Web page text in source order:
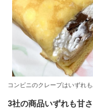
コンビニのクレープはいずれも
3社の商品いずれも甘